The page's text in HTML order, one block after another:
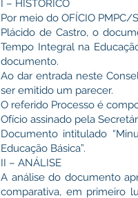
I – HISTÓRICO
Por meio do OFÍCIO
Plácido de Castro, o
Tempo Integral na
documento.
Ao dar entrada neste
ser emitido um parecer.
O referido Processo é
Ofício assinado pela
Documento intitulado
Educação Básica”.
II – ANÁLISE
A análise do documento
comparativa, em primeiro